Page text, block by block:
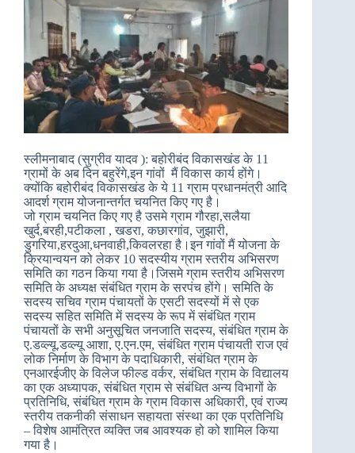
स्लीमनाबाद (सुग्रीव यादव ): बहोरीबंद विकासखंड के 11
ग्रामों के अब दिन बहुरेंगे,इन गांवों मैं विकास कार्य होंगे।
क्योंकि बहोरीबंद विकासखंड के ये 11 ग्राम प्रधानमंत्री आदि
आदर्श ग्राम योजनान्तर्गत चयनित किए गए है।
जो ग्राम चयनित किए गए है उसमे ग्राम गौरहा,सलैया
खुर्द,बरही,पटीकला , खडरा, कछारगांव, जुझारी,
डुगरिया,हरदुआ,धनवाही,किवलरहा है।इन गांवों मैं योजना के
क्रियान्वयन को लेकर 10 सदस्यीय ग्राम स्तरीय अभिसरण
समिति का गठन किया गया है।जिसमे ग्राम स्तरीय अभिसरण
समिति के अध्यक्ष संबंधित ग्राम के सरपंच होंगे। समिति के
सदस्य सचिव ग्राम पंचायतों के एसटी सदस्यों में से एक
सदस्य सहित समिति में सदस्य के रूप में संबंधित ग्राम
पंचायतों के सभी अनुसूचित जनजाति सदस्य, संबंधित ग्राम के
ए.डव्ल्यू.डव्ल्यू आशा, ए.एन.एम, संबंधित ग्राम पंचायती राज एवं
लोक निर्माण के विभाग के पदाधिकारी, संबंधित ग्राम के
एनआरईजीए के विलेज फील्ड वर्कर, संबंधित ग्राम के विद्यालय
का एक अध्यापक, संबंधित ग्राम से संबंधित अन्य विभागों के
प्रतिनिधि, संबंधित ग्राम के ग्राम विकास अधिकारी, एवं राज्य
स्तरीय तकनीकी संसाधन सहायता संस्था का एक प्रतिनिधि
– विशेष आमंत्रित व्यक्ति जब आवश्यक हो को शामिल किया
गया है।